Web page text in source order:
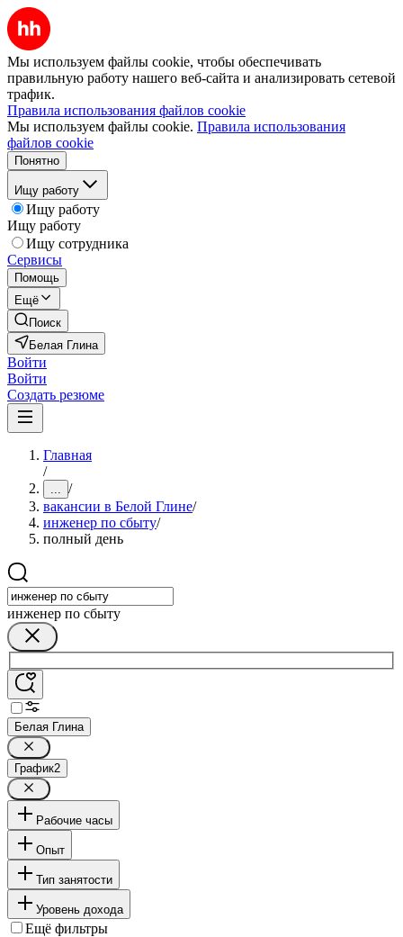
Мы используем файлы cookie, чтобы обеспечивать
правильную работу нашего веб-сайта и анализировать сетевой
трафик.
Правила использования файлов cookie
Мы используем файлы cookie. Правила использования
файлов cookie
Понятно
Ищу работу
Ищу работу
Ищу работу
Ищу сотрудника
Сервисы
Помощь
Ещё
Поиск
Белая Глина
Войти
Войти
Создать резюме
Главная
/
... /
вакансии в Белой Глине/
инженер по сбыту/
полный день
инженер по сбыту
Белая Глина
График2
Рабочие часы
Опыт
Тип занятости
Уровень дохода
Ещё фильтры